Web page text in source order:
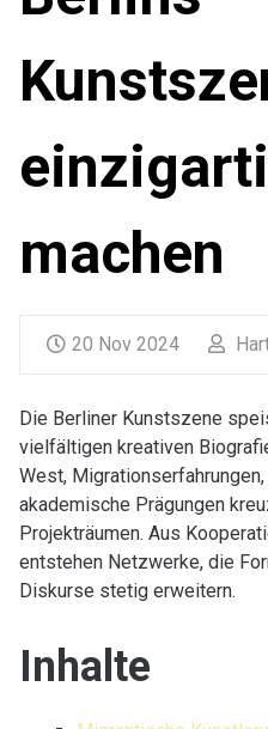
machen
20 Nov 2024
Die Berliner Kunstszene
vielfältigen kreativen
West,
akademische Prägungen
Projekträumen. Aus
entstehen Netzwerke, die
Diskurse stetig erweitern.
Inhalte